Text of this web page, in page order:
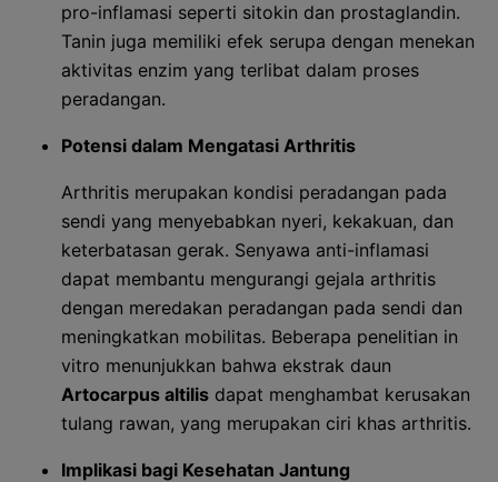
pro-inflamasi seperti sitokin dan prostaglandin.
Tanin juga memiliki efek serupa dengan menekan
aktivitas enzim yang terlibat dalam proses
peradangan.
Potensi dalam Mengatasi Arthritis
Arthritis merupakan kondisi peradangan pada
sendi yang menyebabkan nyeri, kekakuan, dan
keterbatasan gerak. Senyawa anti-inflamasi
dapat membantu mengurangi gejala arthritis
dengan meredakan peradangan pada sendi dan
meningkatkan mobilitas. Beberapa penelitian in
vitro menunjukkan bahwa ekstrak daun
Artocarpus altilis dapat menghambat kerusakan
tulang rawan, yang merupakan ciri khas arthritis.
Implikasi bagi Kesehatan Jantung